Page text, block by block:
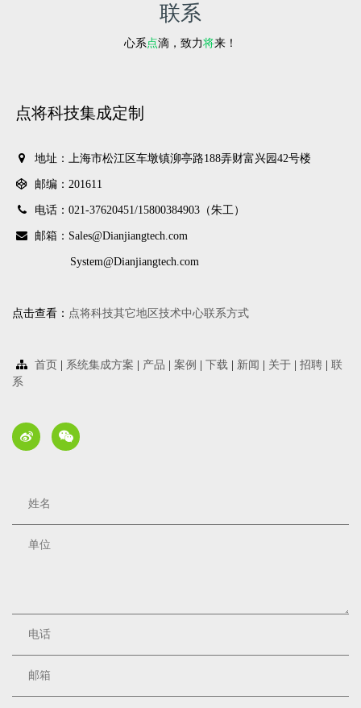
联系
心系点滴，致力将来！
点将科技集成定制
地址：上海市松江区车墩镇泖亭路188弄财富兴园42号楼
邮编：201611
电话：021-37620451/15800384903（朱工）
邮箱：Sales@Dianjiangtech.com
System@Dianjiangtech.com
点击查看： 点将科技其它地区技术中心联系方式
首页 系统集成方案 产品 案例 下载 新闻 关于 招聘
联
系